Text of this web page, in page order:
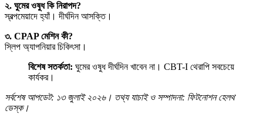
২. ঘুমের ওষুধ কি নিরাপদ?
স্বল্পমেয়াদে হ্যাঁ। দীর্ঘদিন আসক্তি।
৩. CPAP মেশিন কী?
স্লিপ অ্যাপনিয়ার চিকিৎসা।
বিশেষ সতর্কতা: ঘুমের ওষুধ দীর্ঘদিন খাবেন না। CBT-I থেরাপি সবচেয়ে
কার্যকর।
সর্বশেষ আপডেট: ১৩ জুলাই ২০২৬। তথ্য যাচাই ও সম্পাদনা: ফিটনোশন হেলথ
ডেস্ক।